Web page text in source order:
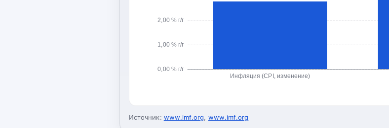
0,00 % г/г
1,00 % г/г
2,00 % г/г
Инфляция (CPI, изменение)
Источник: www.imf.org, www.imf.org